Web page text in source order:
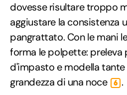
dovesse risultare troppo
aggiustare la consistenza
pangrattato. Con le mani
forma le polpette: preleva
d'impasto e modella
grandezza di una noce
6 .